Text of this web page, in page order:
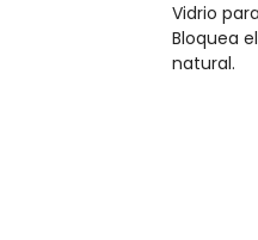
Vidrio
Bloquea
natural.